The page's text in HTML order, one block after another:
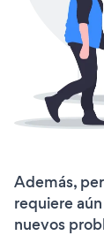
Además,
requiere
nuevos